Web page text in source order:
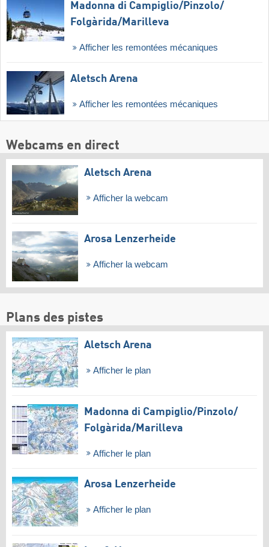
Madonna di Campiglio/​Pinzolo/​
Folgàrida/​Marilleva
Afficher les remontées mécaniques
Aletsch Arena
Afficher les remontées mécaniques
Webcams en direct
Aletsch Arena
Afficher la webcam
Arosa Lenzerheide
Afficher la webcam
Plans des pistes
Aletsch Arena
Afficher le plan
Madonna di Campiglio/​Pinzolo/​
Folgàrida/​Marilleva
Afficher le plan
Arosa Lenzerheide
Afficher le plan